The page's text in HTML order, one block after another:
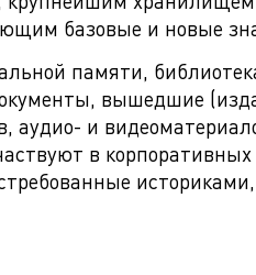
базовые и новые
памяти,
вышедшие
аудио- и
в